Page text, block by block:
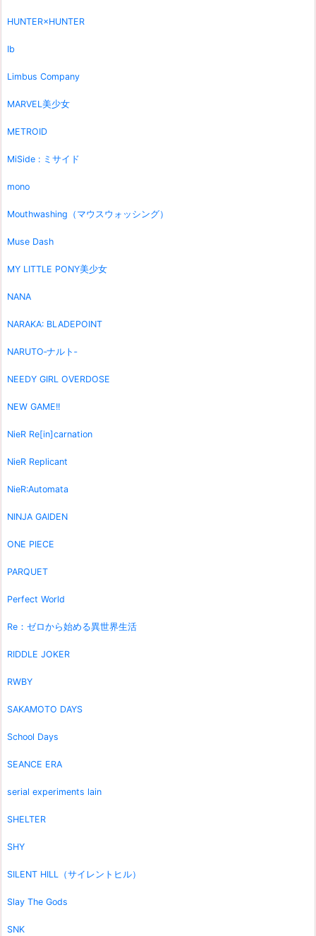
HUNTER×HUNTER
Ib
Limbus Company
MARVEL美少女
METROID
MiSide : ミサイド
mono
Mouthwashing（マウスウォッシング）
Muse Dash
MY LITTLE PONY美少女
NANA
NARAKA: BLADEPOINT
NARUTO‐ナルト‐
NEEDY GIRL OVERDOSE
NEW GAME!!
NieR Re[in]carnation
NieR Replicant
NieR:Automata
NINJA GAIDEN
ONE PIECE
PARQUET
Perfect World
Re：ゼロから始める異世界生活
RIDDLE JOKER
RWBY
SAKAMOTO DAYS
School Days
SEANCE ERA
serial experiments lain
SHELTER
SHY
SILENT HILL（サイレントヒル）
Slay The Gods
SNK